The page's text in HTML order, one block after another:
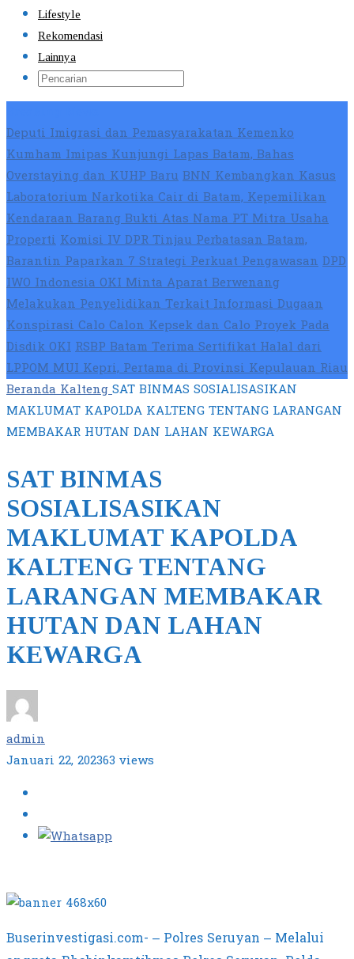
Lifestyle
Rekomendasi
Lainnya
Deputi Imigrasi dan Pemasyarakatan Kemenko
Kumham Imipas Kunjungi Lapas Batam, Bahas
Overstaying dan KUHP BaruBNN Kembangkan Kasus
Laboratorium Narkotika Cair di Batam, Kepemilikan
Kendaraan Barang Bukti Atas Nama PT Mitra Usaha
PropertiKomisi IV DPR Tinjau Perbatasan Batam,
Barantin Paparkan 7 Strategi Perkuat PengawasanDPD
IWO Indonesia OKI Minta Aparat Berwenang
Melakukan Penyelidikan Terkait Informasi Dugaan
Konspirasi Calo Calon Kepsek dan Calo Proyek Pada
Disdik OKIRSBP Batam Terima Sertifikat Halal dari
LPPOM MUI Kepri, Pertama di Provinsi Kepulauan Riau
BerandaKaltengSAT BINMAS SOSIALISASIKAN
MAKLUMAT KAPOLDA KALTENG TENTANG LARANGAN
MEMBAKAR HUTAN DAN LAHAN KEWARGA
SAT BINMAS
SOSIALISASIKAN
MAKLUMAT KAPOLDA
KALTENG TENTANG
LARANGAN MEMBAKAR
HUTAN DAN LAHAN
KEWARGA
admin
Januari 22, 202363 views
Buserinvestigasi.com- – Polres Seruyan – Melalui